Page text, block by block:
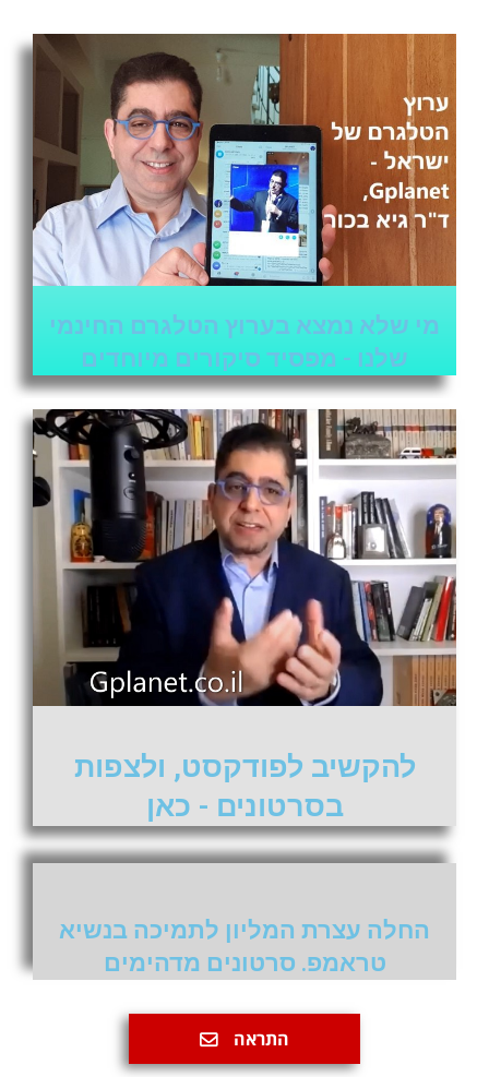
מי שלא נמצא בערוץ הטלגרם החינמי
שלנו - מפסיד סיקורים מיוחדים
להקשיב לפודקסט, ולצפות
בסרטונים - כאן
החלה עצרת המליון לתמיכה בנשיא
טראמפ. סרטונים מדהימים
התראה